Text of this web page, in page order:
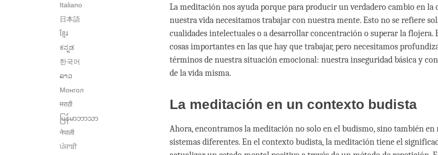
Italiano
日本語
ខ្មែរ
ಕನ್ನಡ
한국어
ລາວ
Монгол
मराठी
မြန်မာဘာသာ
नेपाली
ਪੰਜਾਬੀ
La meditación nos ayuda porque para producir un verdadero cambio en la
nuestra vida necesitamos trabajar con nuestra mente. Esto no se refiere
cualidades intelectuales o a desarrollar concentración o superar la flojera.
cosas importantes en las que hay que trabajar, pero necesitamos
términos de nuestra situación emocional: nuestra inseguridad básica y
de la vida misma.
La meditación en un contexto budista
Ahora, encontramos la meditación no solo en el budismo, sino también en
sistemas diferentes. En el contexto budista, la meditación tiene el